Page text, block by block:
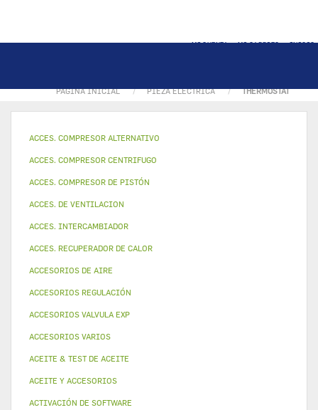
MI CUENTA MI CARRITO INICIO
PÁGINA INICIAL PIEZA ELECTRICA THERMOSTAT
ACCES. COMPRESOR ALTERNATIVO
ACCES. COMPRESOR CENTRIFUGO
ACCES. COMPRESOR DE PISTÓN
ACCES. DE VENTILACION
ACCES. INTERCAMBIADOR
ACCES. RECUPERADOR DE CALOR
ACCESORIOS DE AIRE
ACCESORIOS REGULACIÓN
ACCESORIOS VALVULA EXP
ACCESORIOS VARIOS
ACEITE & TEST DE ACEITE
ACEITE Y ACCESORIOS
ACTIVACIÓN DE SOFTWARE